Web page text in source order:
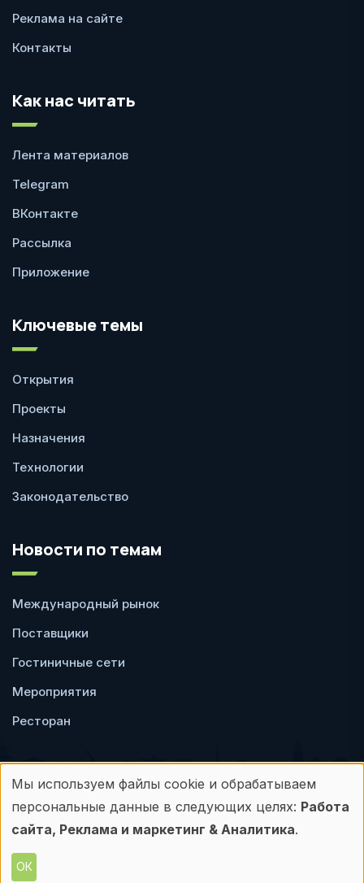
Реклама на сайте
Контакты
Как нас читать
Лента материалов
Telegram
ВКонтакте
Рассылка
Приложение
Ключевые темы
Открытия
Проекты
Назначения
Технологии
Законодательство
Новости по темам
Международный рынок
Поставщики
Гостиничные сети
Мероприятия
Ресторан
Пользовательское
соглашение
Политика
конфиденциальности
Использование
персональных
данных
Мы используем файлы cookie и обрабатываем
персональные данные в следующих целях: Работа
сайта, Реклама и маркетинг & Аналитика.
ОК